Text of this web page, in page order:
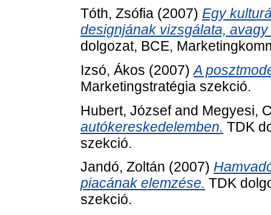
Tóth, Zsófia (2007) Egy
designjának vizsgálata,
dolgozat, BCE,
Izsó, Ákos (2007)A
Marketingstratégia szekció.
Hubert, Józsefand Megyesi,
autókereskedelemben. TDK
szekció.
Jandó, Zoltán (2007)
piacának elemzése. TDK
szekció.